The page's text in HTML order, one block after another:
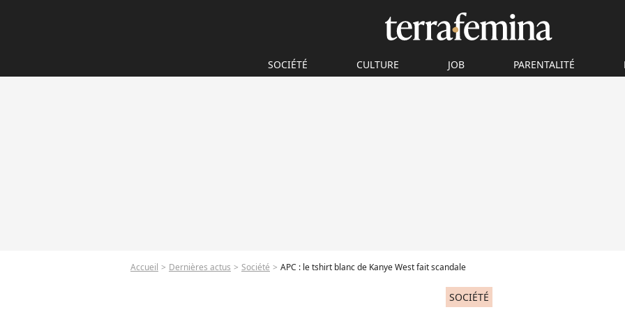
SOCIÉTÉ CULTURE JOB PARENTALITÉ
Accueil Dernières actus Société APC : le tshirt blanc de Kanye West fait scandale
SOCIÉTÉ